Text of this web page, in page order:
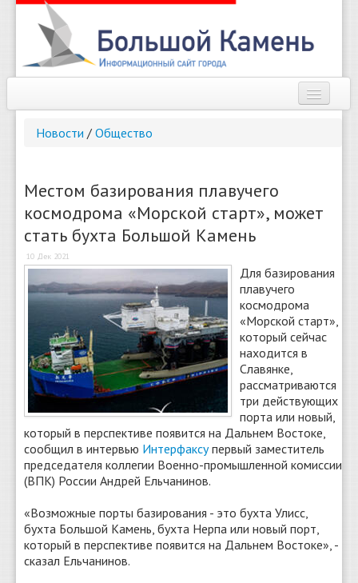
Новости
Справочник
О сайте
Найти
Новости / Общество
Местом базирования плавучего
космодрома «Морской старт», может
стать бухта Большой Камень
10 Дек 2021
Для базирования
плавучего
космодрома
«Морской старт»,
который сейчас
находится в
Славянке,
рассматриваются
три действующих
порта или новый,
который в перспективе появится на Дальнем Востоке,
сообщил в интервью Интерфаксупервый заместитель
председателя коллегии Военно-промышленной комиссии
(ВПК) России Андрей Ельчанинов.
«Возможные порты базирования - это бухта Улисс,
бухта Большой Камень, бухта Нерпа или новый порт,
который в перспективе появится на Дальнем Востоке», -
сказал Ельчанинов.